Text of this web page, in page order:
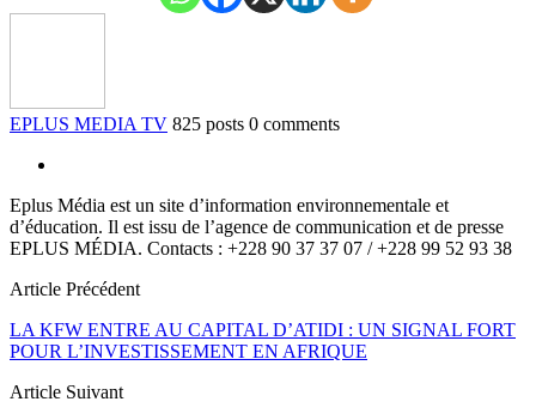
EPLUS MEDIA TV 825 posts 0 comments
Eplus Média est un site d’information environnementale et
d’éducation. Il est issu de l’agence de communication et de presse
EPLUS MÉDIA. Contacts : +228 90 37 37 07 / +228 99 52 93 38
Article Précédent
LA KFW ENTRE AU CAPITAL D’ATIDI : UN SIGNAL FORT
POUR L’INVESTISSEMENT EN AFRIQUE
Article Suivant